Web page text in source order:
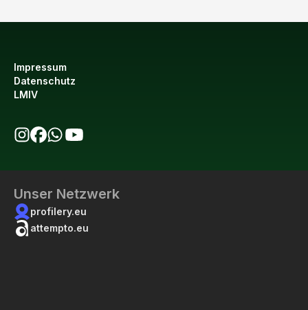
Impressum
Datenschutz
LMIV
Unser Netzwerk
profilery.eu
attempto.eu